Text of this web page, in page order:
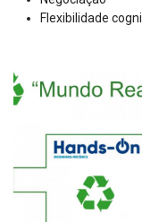
Flexibilidade